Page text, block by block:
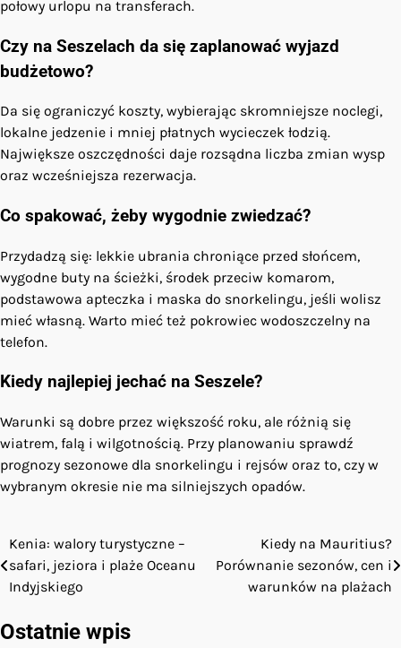
połowy urlopu na transferach.
Czy na Seszelach da się zaplanować wyjazd
budżetowo?
Da się ograniczyć koszty, wybierając skromniejsze noclegi,
lokalne jedzenie i mniej płatnych wycieczek łodzią.
Największe oszczędności daje rozsądna liczba zmian wysp
oraz wcześniejsza rezerwacja.
Co spakować, żeby wygodnie zwiedzać?
Przydadzą się: lekkie ubrania chroniące przed słońcem,
wygodne buty na ścieżki, środek przeciw komarom,
podstawowa apteczka i maska do snorkelingu, jeśli wolisz
mieć własną. Warto mieć też pokrowiec wodoszczelny na
telefon.
Kiedy najlepiej jechać na Seszele?
Warunki są dobre przez większość roku, ale różnią się
wiatrem, falą i wilgotnością. Przy planowaniu sprawdź
prognozy sezonowe dla snorkelingu i rejsów oraz to, czy w
wybranym okresie nie ma silniejszych opadów.
Nawigacja
wpisu
Kenia: walory turystyczne –
safari, jeziora i plaże Oceanu
Indyjskiego
Kiedy na Mauritius?
Porównanie sezonów, cen i
warunków na plażach
Ostatnie wpis